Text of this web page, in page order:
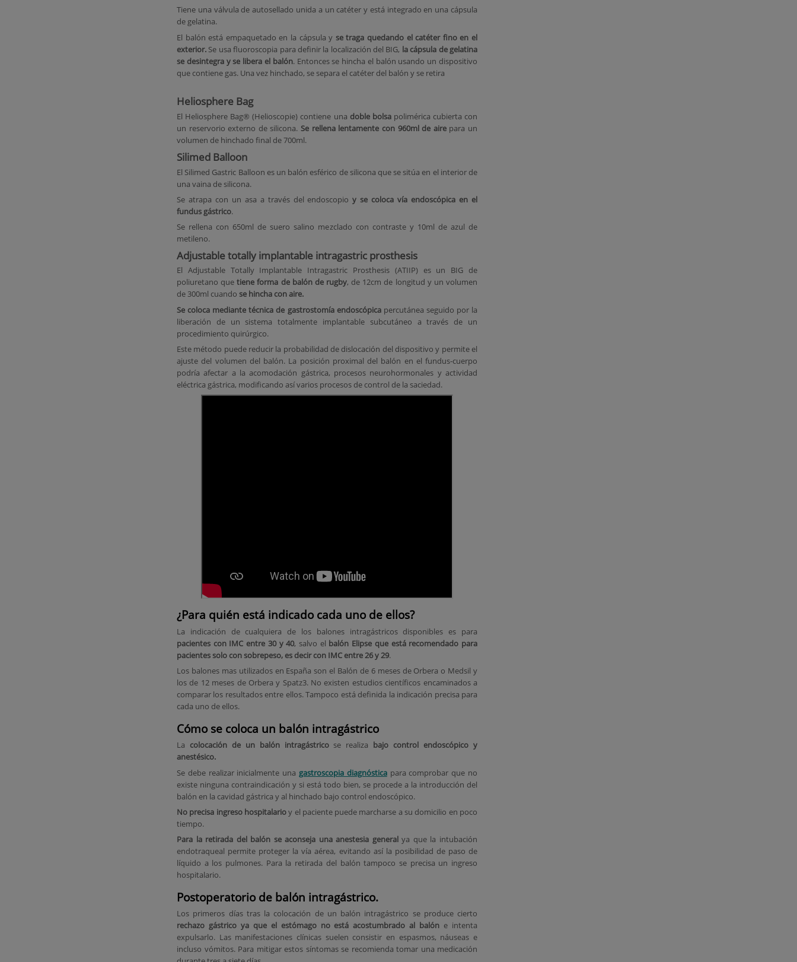
Tiene una válvula de autosellado unida a un catéter y está integrado en una cápsula
de gelatina.
El balón está empaquetado en la cápsula y se traga quedando el catéter fino en el
exterior. Se usa fluoroscopia para definir la localización del BIG, la cápsula de gelatina
se desintegra y se libera el balón. Entonces se hincha el balón usando un dispositivo
que contiene gas. Una vez hinchado, se separa el catéter del balón y se retira
Heliosphere Bag
El Heliosphere Bag® (Helioscopie) contiene una doble bolsapolimérica cubierta con
un reservorio externo de silicona.Se rellena lentamente con 960ml de airepara un
volumen de hinchado final de 700ml.
Silimed Balloon
El Silimed Gastric Balloon es un balón esférico de silicona que se sitúa en el interior de
una vaina de silicona.
Se atrapa con un asa a través del endoscopioy se coloca vía endoscópica en el
fundus gástrico.
Se rellena con 650ml de suero salino mezclado con contraste y 10ml de azul de
metileno.
Adjustable totally implantable intragastric prosthesis
El Adjustable Totally Implantable Intragastric Prosthesis (ATIIP) es un BIG de
poliuretano quetiene forma de balón de rugby, de 12cm de longitud y un volumen
de 300ml cuando se hincha con aire.
Se coloca mediante técnica de gastrostomía endoscópicapercutánea seguido por la
liberación de un sistema totalmente implantable subcutáneo a través de un
procedimiento quirúrgico.
Este método puede reducir la probabilidad de dislocación del dispositivo y permite el
ajuste del volumen del balón. La posición proximal del balón en el fundus-cuerpo
podría afectar a la acomodación gástrica, procesos neurohormonales y actividad
eléctrica gástrica, modificando así varios procesos de control de la saciedad.
¿Para quién está indicado cada uno de ellos?
La indicación de cualquiera de los balones intragástricos disponibles es para
pacientes con IMC entre 30 y 40, salvo el balón Elipse que está recomendado para
pacientes solo con sobrepeso, es decir con IMC entre 26 y 29.
Los balones mas utilizados en España son el Balón de 6 meses de Orbera o Medsil y
los de 12 meses de Orbera y Spatz3. No existen estudios científicos encaminados a
comparar los resultados entre ellos. Tampoco está definida la indicación precisa para
cada uno de ellos.
Cómo se coloca un balón intragástrico
La colocación de un balón intragástricose realiza bajo control endoscópico y
anestésico.
Se debe realizar inicialmente una gastroscopia diagnósticapara comprobar que no
existe ninguna contraindicación y si está todo bien, se procede a la introducción del
balón en la cavidad gástrica y al hinchado bajo control endoscópico.
No precisa ingreso hospitalarioy el paciente puede marcharse a su domicilio en poco
tiempo.
Para la retirada del balón se aconseja una anestesia generalya que la intubación
endotraqueal permite proteger la vía aérea, evitando así la posibilidad de paso de
líquido a los pulmones. Para la retirada del balón tampoco se precisa un ingreso
hospitalario.
Postoperatorio de balón intragástrico.
Los primeros días tras la colocación de un balón intragástrico se produce cierto
rechazo gástrico ya que el estómago no está acostumbrado al balón e intenta
expulsarlo. Las manifestaciones clínicas suelen consistir en espasmos, náuseas e
incluso vómitos. Para mitigar estos síntomas se recomienda tomar una medicación